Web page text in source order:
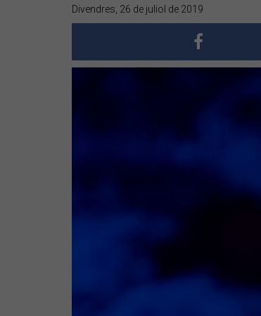
Divendres, 26 de juliol de 2019